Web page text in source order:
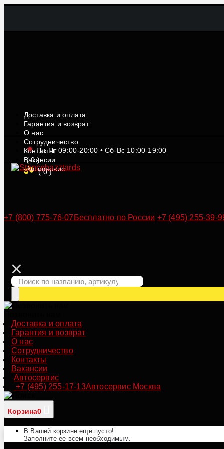
Доставка и оплата
Гарантия и возврат
О нас
Сотрудничество
Контакты
Вакансии
Автосервис
Пн-Пт 09:00-20:00 • Сб-Вс 10:00-19:00
(0)
(0)
+7 (800) 775-76-07 Бесплатно по России +7 (495) 255-39-
Доставка и оплата
Гарантия и возврат
О нас
Сотрудничество
Контакты
Вакансии
Автосервис
+7 (495) 255-17-13Автосервис Москва
Корзина0
В Вашей корзине ещё пусто!
Заполните ее всем необходимым.